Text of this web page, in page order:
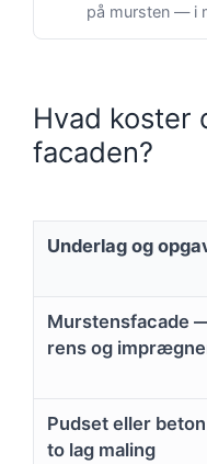
på mursten — i
Hvad koster
facaden?
Underlag og
Murstensfacade
rens og
Pudset eller
to lag maling